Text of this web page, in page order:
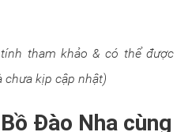
tham khảo & có thể được
chưa kịp cập nhật)
Đào Nha cùng